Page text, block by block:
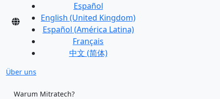
Español
English (United Kingdom)
Español (América Latina)
Français
中文 (简体)
Über uns
Warum Mitratech?